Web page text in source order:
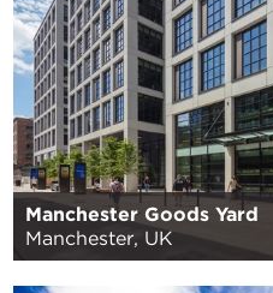
Manchester Goods Yard
Manchester, UK